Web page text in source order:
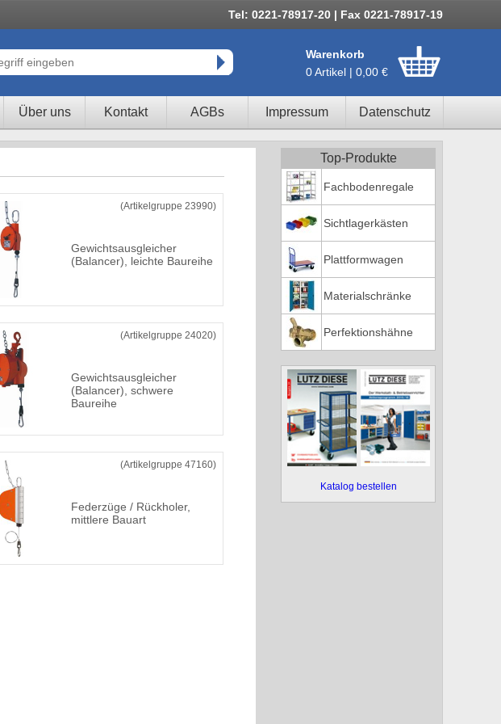
Tel: 0221-78917-20 | Fax 0221-78917-19
Warenkorb
0 Artikel | 0,00 €
Über uns Kontakt AGBs Impressum Datenschutz
(Artikelgruppe 23990)
Gewichtsausgleicher
(Balancer), leichte Baureihe
(Artikelgruppe 24020)
Gewichtsausgleicher
(Balancer), schwere
Baureihe
(Artikelgruppe 47160)
Federzüge / Rückholer,
mittlere Bauart
Top-Produkte
Fachbodenregale
Sichtlagerkästen
Plattformwagen
Materialschränke
Perfektionshähne
Katalog bestellen